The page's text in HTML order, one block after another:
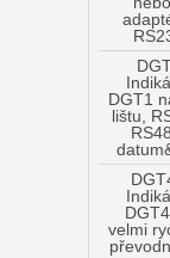
DGT1
lištu,
velmi